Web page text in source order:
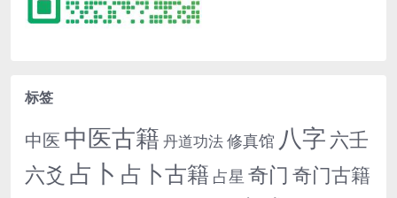
标签
中医 中医古籍 丹道功法修真馆 八字 六壬
六爻 占卜 占卜古籍 占星 奇门 奇门古籍